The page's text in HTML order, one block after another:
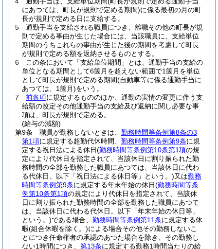
にあつては、町長が規則で定める期間)に係る最初の月の町
長が規則で定める日に支給する。
5
通勤手当を支給される職員につき、離職その他の町長が規
則で定める事由が生じた場合には、当該職員に、支給単位
期間のうちこれらの事由が生じた後の期間を考慮して町長
が規則で定める額を返納させるものとする。
6
この条において「支給単位期間」とは、通勤手当の支給の
単位となる期間として6箇月を超えない範囲で1箇月を単位
として町長が規則で定める期間(自動車等に係る通勤手当に
あつては、1箇月)をいう。
7
前各項に規定するもののほか、通勤の実情の変更に伴う支
給額の改定その他通勤手当の支給及び返納に関し必要な事
項は、町長が規則で定める。
(給与の減額)
第9条
職員が勤務しないときは、 勤務時間等条例第8条の3
第1項に規定する超勤代休時間、 勤務時間等条例第9条に規
定する祝日法による休日(勤務時間等条例第10条第1項の規
定により代休日を指定されて、当該休日に割り振られた勤
務時間の全部を勤務した職員にあつては、当該休日に代わ
る代休日。以下「祝日法による休日等」という。)又は勤務
時間等条例第9条に規定する年末年始の休日(勤務時間等条
例第10条第1項の規定により代休日を指定されて、当該休
日に割り振られた勤務時間の全部を勤務した職員にあつて
は、当該休日に代わる代休日。以下「年末年始の休日等」
という。)である場合、 勤務時間等条例第11条に規定する休
暇(組合休暇を除く。)による場合その他その勤務しないこ
とにつき任命権者の承認のあつた場合を除き、その勤務し
ない1時間につき、 第13条に規定する勤務1時間当たりの給